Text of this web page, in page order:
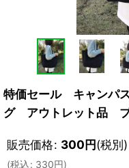
特価セール キャンパ
グ アウトレット品
販売価格: 300円(税別)
(税込: 330円)